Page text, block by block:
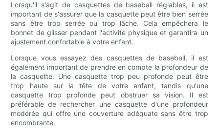
Lorsqu'il s'agit de casquettes de baseball réglables, il est
important de s'assurer que la casquette peut être bien serrée
sans être trop serrée ou trop lâche. Cela empêchera le
bonnet de glisser pendant l'activité physique et garantira un
ajustement confortable à votre enfant.
Lorsque vous essayez des casquettes de baseball, il est
également important de prendre en compte la profondeur de
la casquette. Une casquette trop peu profonde peut être
trop haute sur la tête de votre enfant, tandis qu'une
casquette trop profonde peut obstruer sa vision. Il est
préférable de rechercher une casquette d'une profondeur
modérée qui offre une couverture adéquate sans être trop
encombrante.